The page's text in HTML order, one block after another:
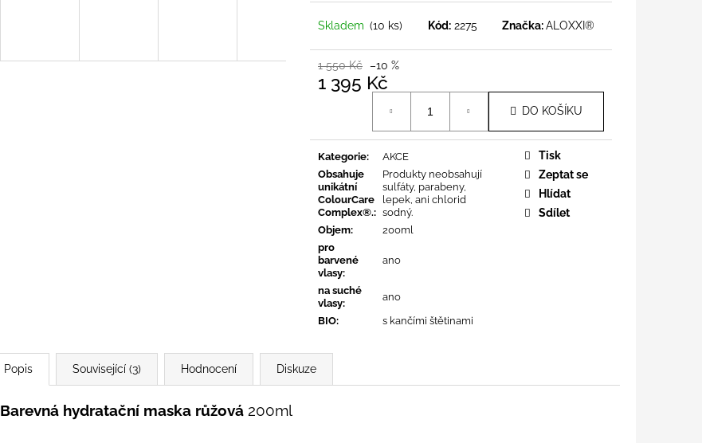
Skladem (10 ks) Kód: 2275 Značka:ALOXXI®
1 550 Kč –10 %
1 395 Kč
DO KOŠÍKU
Kategorie:
AKCE
Obsahuje
unikátní
ColourCare
Complex®.:
Produkty neobsahují
sulfáty, parabeny,
lepek, ani chlorid
sodný.
Objem:
200ml
pro
barvené
vlasy:
ano
na suché
vlasy:
ano
BIO: s kančími štětinami
Tisk
Zeptat se
Hlídat
Sdílet
Popis Související (3) Hodnocení Diskuze
Barevná hydratační maska růžová 200ml